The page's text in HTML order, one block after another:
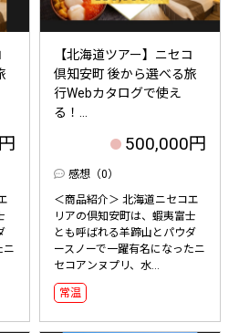
ニ
【北海道ツアー】ニセコ
倶知安町 後から選べる旅
行Webカタログで使え
る！...
500,000円
感想（0）
＜商品紹介＞ 北海道ニセコエ
リアの倶知安町は、蝦夷富士
とも呼ばれる羊蹄山とパウダ
ースノーで一躍有名になったニ
セコアンヌプリ、水...
常温